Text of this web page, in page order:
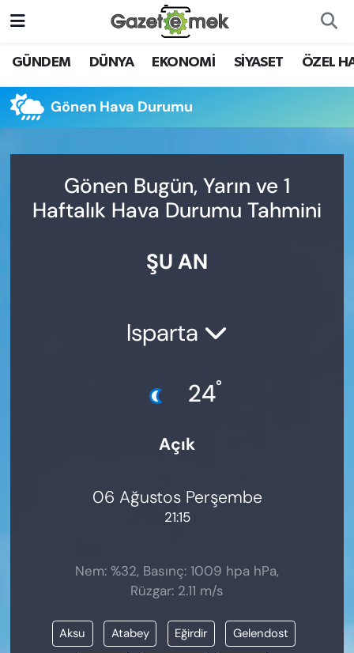
GÜNDEM DÜNYA EKONOMİ SİYASET ÖZEL
Gönen Hava Durumu
Gönen Bugün, Yarın ve 1
Haftalık Hava Durumu Tahmini
ŞU AN
Isparta
24°
Açık
06 Ağustos Perşembe
21:15
Nem: %32, Basınç: 1009 hpa hPa,
Rüzgar: 2.11 m/s
Aksu Atabey Eğirdir Gelendost
DÜNYA
EKONOMİ
YENİ MEDYADA EMEK
GAZETECİLİĞİNİ GELİŞTİRMEK
ÖZEL HABER
SİYASET
Nöbetçi Eczaneler
Hava Durumu
Trafik Durumu
Süper Lig Puan Durumu ve Fikstür